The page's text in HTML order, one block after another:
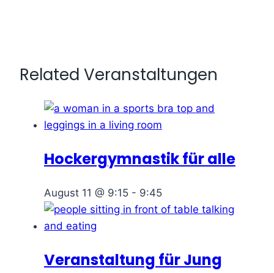
Related Veranstaltungen
Hockergymnastik für alle
August 11 @ 9:15 - 9:45
Veranstaltung für Jung